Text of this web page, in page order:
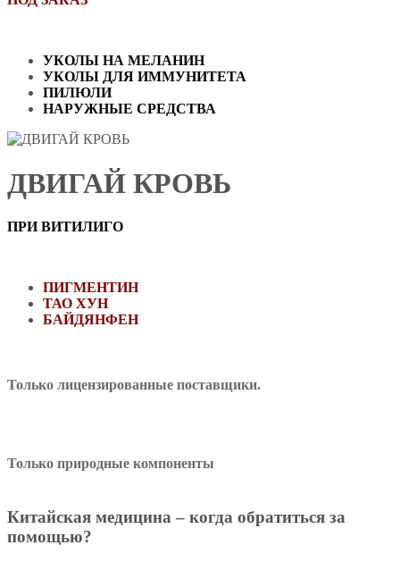
УКОЛЫ НА МЕЛАНИН
УКОЛЫ ДЛЯ ИММУНИТЕТА
ПИЛЮЛИ
НАРУЖНЫЕ СРЕДСТВА
ДВИГАЙ КРОВЬ
ПРИ ВИТИЛИГО
ПИГМЕНТИН
ТАО ХУН
БАЙДЯНФЕН
Только лицензированные поставщики.
Только природные компоненты
Китайская медицина – когда обратиться за
помощью?